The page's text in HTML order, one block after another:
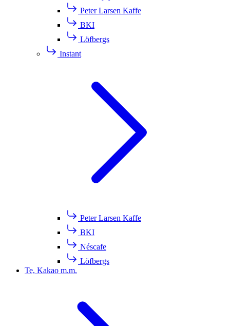
Peter Larsen Kaffe
BKI
Löfbergs
Instant
Peter Larsen Kaffe
BKI
Néscafe
Löfbergs
Te, Kakao m.m.